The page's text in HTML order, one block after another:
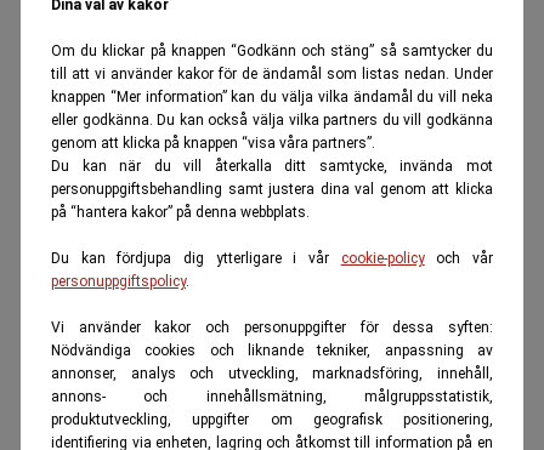
Dina val av kakor
Om du klickar på knappen “Godkänn och stäng” så samtycker du
till att vi använder kakor för de ändamål som listas nedan. Under
knappen “Mer information” kan du välja vilka ändamål du vill neka
eller godkänna. Du kan också välja vilka partners du vill godkänna
genom att klicka på knappen “visa våra partners”.
Du kan när du vill återkalla ditt samtycke, invända mot
personuppgiftsbehandling samt justera dina val genom att klicka
på “hantera kakor” på denna webbplats.
Du kan fördjupa dig ytterligare i vår cookie-policyoch vår
personuppgiftspolicy.
Vi använder kakor och personuppgifter för dessa syften:
Nödvändiga cookies och liknande tekniker, anpassning av
annonser, analys och utveckling, marknadsföring, innehåll,
annons- och innehållsmätning, målgruppsstatistik,
produktutveckling, uppgifter om geografisk positionering,
identifiering via enheten, lagring och åtkomst till information på en